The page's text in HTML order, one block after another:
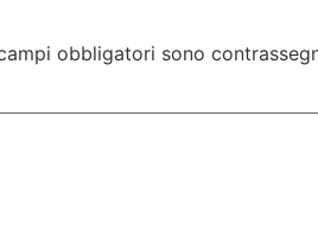
obbligatori sono